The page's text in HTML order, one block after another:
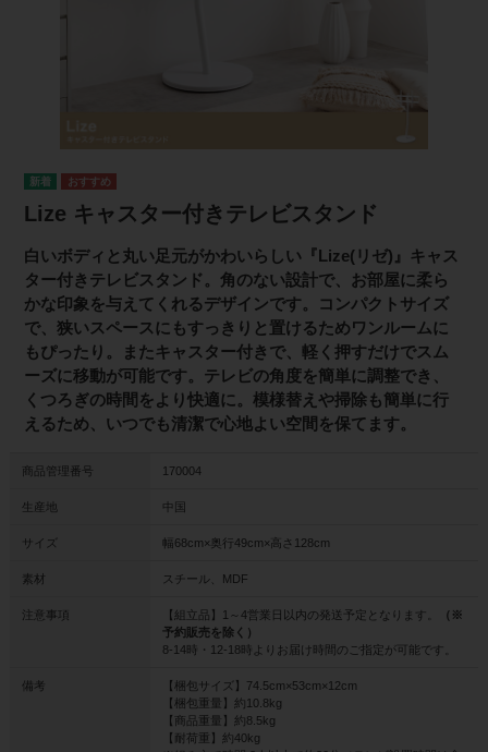
Lize キャスター付きテレビスタンド
白いボディと丸い足元がかわいらしい『Lize(リゼ)』キャス
ター付きテレビスタンド。角のない設計で、お部屋に柔ら
かな印象を与えてくれるデザインです。コンパクトサイズ
で、狭いスペースにもすっきりと置けるためワンルームに
もぴったり。またキャスター付きで、軽く押すだけでスム
ーズに移動が可能です。テレビの角度を簡単に調整でき、
くつろぎの時間をより快適に。模様替えや掃除も簡単に行
えるため、いつでも清潔で心地よい空間を保てます。
商品管理番号 170004
生産地 中国
サイズ 幅68cm×奥行49cm×高さ128cm
素材 スチール、MDF
注意事項 【組立品】1～4営業日以内の発送予定となります。
（※
予約販売を除く）
8-14時・12-18時よりお届け時間のご指定が可能です。
備考
【梱包サイズ】74.5cm×53cm×12cm
【梱包重量】約10.8kg
【商品重量】約8.5kg
【耐荷重】約40kg